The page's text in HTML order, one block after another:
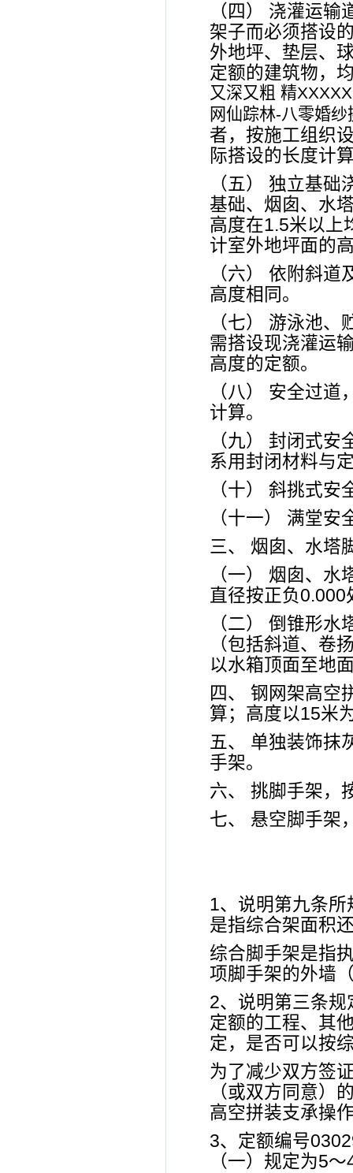
（四） 浇灌运
架子而必须搭设
外地坪、垫层、
定额的建筑物，
又深又粗 精
网仙踪林-八零婚
者，按施工组织
际搭设的长度计
（五） 独立基
基础、烟囱、水
高度在1.5米以上
计室外地坪面的
（六） 依附斜
高度相同。
（七） 游泳池
需搭设现浇灌运
高度的定额。
（八） 安全过
计算。
（九） 封闭式
系用封闭材料与
（十） 斜挑式
（十一） 满堂
三、 烟囱、水塔
（一） 烟囱、
直径按正负0.000
（二） 倒锥形
（包括斜道、卷
以水箱顶面至地
四、 钢网架高空
算；高度以15米
五、 单独装饰抹
手架。
六、 挑脚手架，
七、 悬空脚手架
1、说明第九条
是指综合架面积
综合脚手架是指
项脚手架的外墙
2、说明第三条规
定额的工程、其
定，是否可以按
为了减少双方签
（或双方同意）
高空拼装支承操
3、定额编号
（一）规定为5